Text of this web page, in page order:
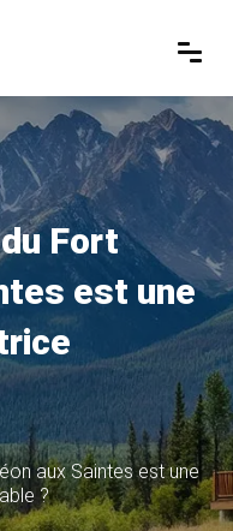
Fort
est une
aux Saintes est une
?